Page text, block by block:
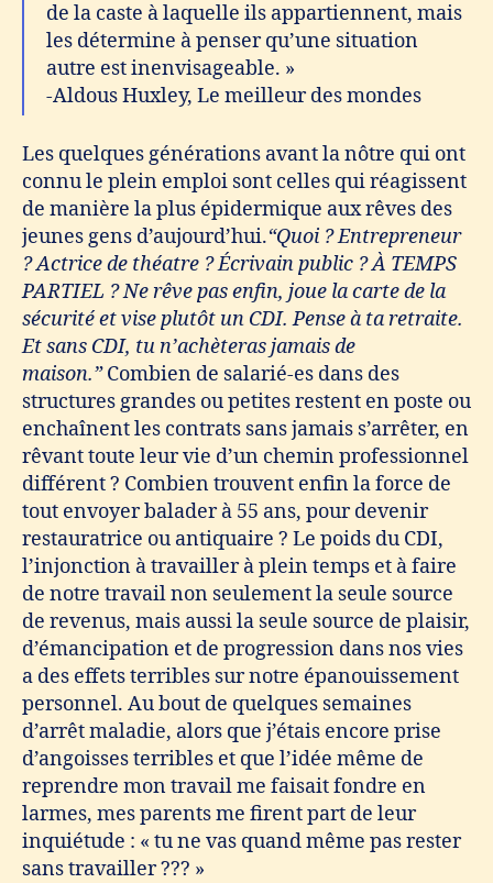
de la caste à laquelle ils appartiennent, mais
les détermine à penser qu’une situation
autre est inenvisageable. »
-Aldous Huxley, Le meilleur des mondes
Les quelques générations avant la nôtre qui ont
connu le plein emploi sont celles qui réagissent
de manière la plus épidermique aux rêves des
jeunes gens d’aujourd’hui.“Quoi ? Entrepreneur
? Actrice de théatre ? Écrivain public ? À TEMPS
PARTIEL ? Ne rêve pas enfin, joue la carte de la
sécurité et vise plutôt un CDI. Pense à ta retraite.
Et sans CDI, tu n’achèteras jamais de
maison.”Combien de salarié-es dans des
structures grandes ou petites restent en poste ou
enchaînent les contrats sans jamais s’arrêter, en
rêvant toute leur vie d’un chemin professionnel
différent ? Combien trouvent enfin la force de
tout envoyer balader à 55 ans, pour devenir
restauratrice ou antiquaire ? Le poids du CDI,
l’injonction à travailler à plein temps et à faire
de notre travail non seulement la seule source
de revenus, mais aussi la seule source de plaisir,
d’émancipation et de progression dans nos vies
a des effets terribles sur notre épanouissement
personnel. Au bout de quelques semaines
d’arrêt maladie, alors que j’étais encore prise
d’angoisses terribles et que l’idée même de
reprendre mon travail me faisait fondre en
larmes, mes parents me firent part de leur
inquiétude : « tu ne vas quand même pas rester
sans travailler ??? »